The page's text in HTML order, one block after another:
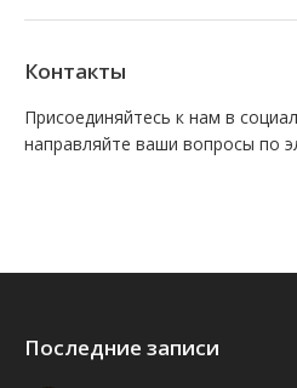
Контакты
Присоединяйтесь к нам в
направляйте ваши вопросы по
Последние записи